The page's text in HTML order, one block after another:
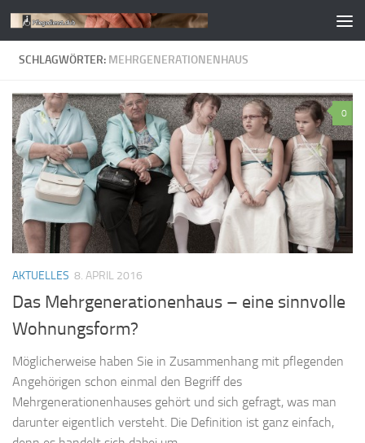
Zum Inhalt springen
SCHLAGWÖRTER: MEHRGENERATIONENHAUS
0
AKTUELLES 8. APRIL 2016
Das Mehrgenerationenhaus – eine sinnvolle
Wohnungsform?
Möglicherweise haben Sie in Zusammenhang mit pflegenden
Angehörigen schon einmal den Begriff des
Mehrgenerationenhauses gehört und sich gefragt, was man
darunter eigentlich versteht. Die Definition ist ganz einfach,